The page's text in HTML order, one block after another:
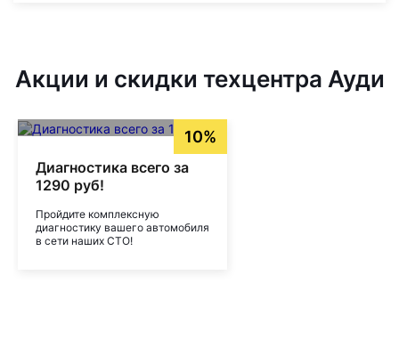
Акции и скидки техцентра Ауди
10%
Диагностика всего за
1290 руб!
Пройдите комплексную
диагностику вашего автомобиля
в сети наших СТО!